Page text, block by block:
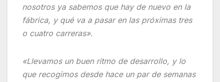
nosotros ya sabemos que hay de nuevo en la
fábrica, y qué va a pasar en las próximas tres
o cuatro carreras».
«Llevamos un buen ritmo de desarrollo, y lo
que recogimos desde hace un par de semanas